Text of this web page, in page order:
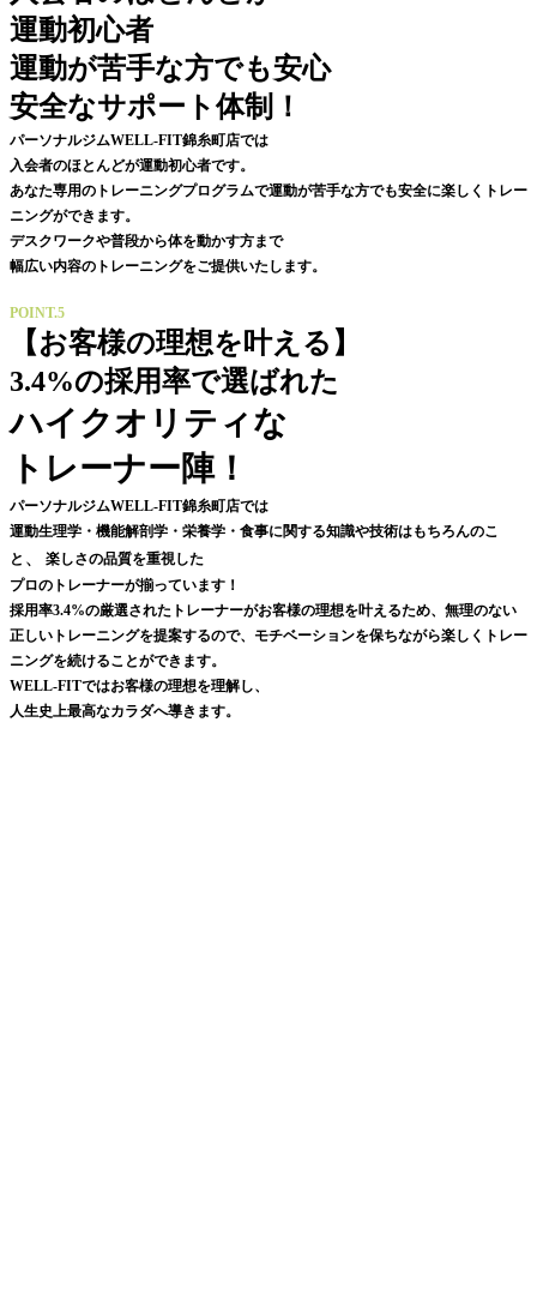
運動初心者
運動が苦手な方でも安心
安全なサポート体制！
パーソナルジムWELL-FIT錦糸町店では
入会者のほとんどが運動初心者です。
あなた専用のトレーニングプログラムで運動が苦手な方でも安全に楽しくトレー
ニングができます。
デスクワークや普段から体を動かす方まで
幅広い内容のトレーニングをご提供いたします。
POINT.5
【お客様の理想を叶える】
3.4%の採用率で選ばれた
ハイクオリティな
トレーナー陣！
パーソナルジムWELL-FIT錦糸町店では
運動生理学・ 機能解剖学 ・栄養学・食事に関する知識や技術はもちろんのこ
と 、
楽しさの品質を重視した
プロのトレーナーが揃っています！
採用率3.4%の厳選されたトレーナーがお客様の理想を叶えるため、無理のない
正しいトレーニングを提案するので、モチベーションを保ちながら楽しくトレー
ニングを続けることができます。
WELL-FITではお客様の理想を理解し、
人生史上最高なカラダへ導きます。